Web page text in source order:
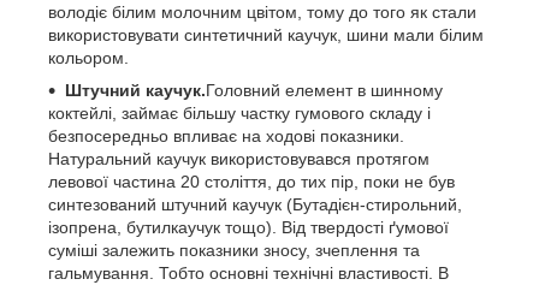
володіє білим молочним цвітом, тому до того як стали
використовувати синтетичний каучук, шини мали білим
кольором.
Штучний каучук.Головний елемент в шинному
коктейлі, займає більшу частку гумового складу і
безпосередньо впливає на ходові показники.
Натуральний каучук використовувався протягом
левової частина 20 століття, до тих пір, поки не був
синтезований штучний каучук (Бутадієн-стирольний,
ізопрена, бутилкаучук тощо). Від твердості ґумової
суміші залежить показники зносу, зчеплення та
гальмування. Тобто основні технічні властивості. В